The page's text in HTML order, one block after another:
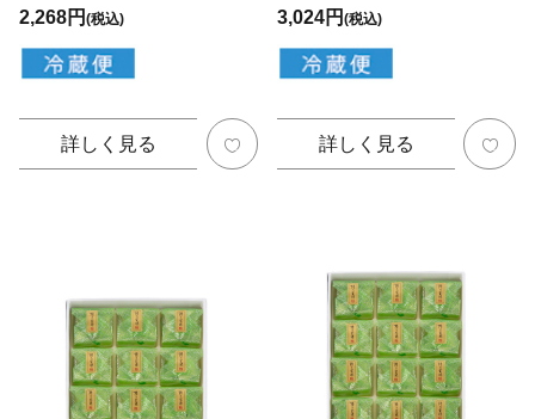
2,268円(税込)
詳しく見る
3,024円(税込)
詳しく見る